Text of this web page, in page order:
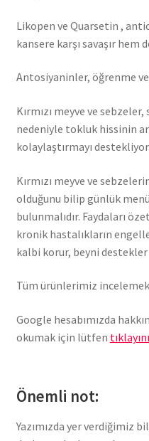
Likopen ve Quarsetin ,
kansere karşı savaşır hem
Antosiyaninler, öğrenme
Kırmızı meyve ve
nedeniyle tokluk hissinin
kolaylaştırmayı destekliyor.
Kırmızı meyve ve
olduğunu bilip günlük
bulunmalıdır. Faydaları
kronik hastalıkların
kalbi korur, beyni destekler
Tüm ürünlerimiz
Google hesabımızda
okumak için lütfen
Önemli not:
Yazımızda yer verdiğimiz